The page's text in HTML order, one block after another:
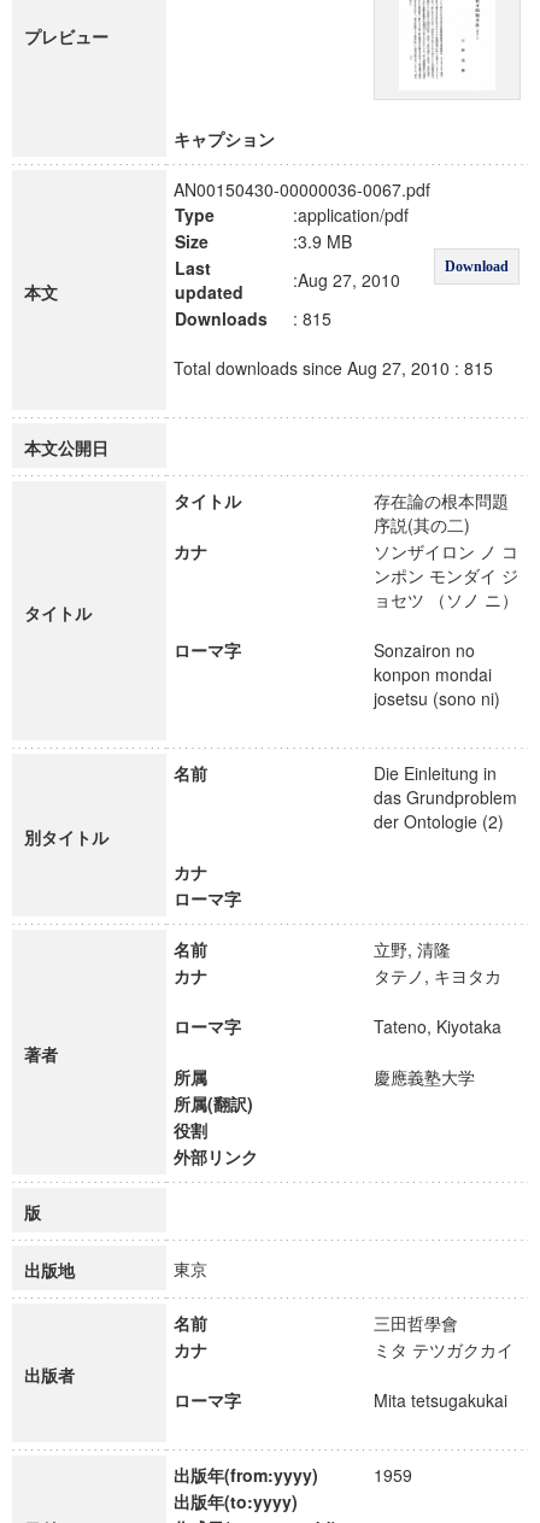
プレビュー
キャプション
本文
AN00150430-00000036-0067.pdf
Type
:application/pdf
Download
Size
:3.9 MB
Last
updated
:Aug 27, 2010
Downloads
: 815
Total downloads since Aug 27, 2010 : 815
本文公開日
タイトル
タイトル
存在論の根本問題
序説(其の二)
カナ
ソンザイロン ノ コ
ンポン モンダイ ジ
ョセツ （ソノ ニ）
ローマ字
Sonzairon no
konpon mondai
josetsu (sono ni)
別タイトル
名前
Die Einleitung in
das Grundproblem
der Ontologie (2)
カナ
ローマ字
著者
名前
立野, 清隆
カナ
タテノ, キヨタカ
ローマ字 Tateno, Kiyotaka
所属
慶應義塾大学
所属(翻訳)
役割
外部リンク
版
出版地 東京
出版者
名前
三田哲學會
カナ
ミタ テツガクカイ
ローマ字 Mita tetsugakukai
出版年(from:yyyy)
1959
出版年(to:yyyy)